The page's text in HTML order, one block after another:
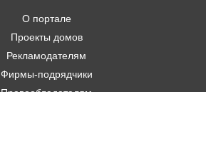
О портале
Проекты домов
Рекламодателям
Фирмы-подрядчики
Правообладателям